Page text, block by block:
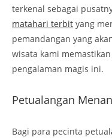
terkenal sebagai
matahari terbit yang
pemandangan yang
wisata kami
pengalaman magis ini.
Petualangan
Bagi para pecinta